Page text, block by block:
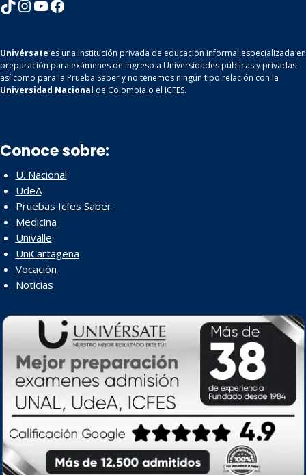
TikTok InstagramYouTube Facebook
Univérsate es una institución privada de educación informal especializada en
preparación para exámenes de ingreso a Universidades públicas y privadas
así como para la Prueba Saber y no tenemos ningún tipo relación con la
Universidad Nacional de Colombia o el ICFES.
Conoce sobre:
U. Nacional
UdeA
Pruebas Icfes Saber
Medicina
Univalle
UniCartagena
Vocación
Noticias